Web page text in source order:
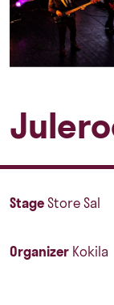
StageStore Sal
Organizer Kokila